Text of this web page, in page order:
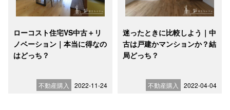
ローコスト住宅VS中古＋リ
ノベーション｜本当に得なの
はどっち？
不動産購入 2022-11-24
迷ったときに比較しよう｜中
古は戸建かマンションか？結
局どっち？
不動産購入 2022-04-04